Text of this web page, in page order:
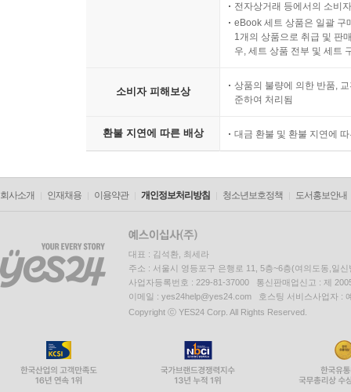
전자상거래 등에서의 소비
eBook 세트 상품은 일괄 구
1개의 상품으로 취급 및 판
우, 세트 상품 전부 및 세트
소비자 피해보상
상품의 불량에 의한 반품,
준하여 처리됨
환불 지연에 따른 배상 대금 환불 및 환불 지연에
회사소개 인재채용 이용약관 개인정보처리방침 청소년보호정책 도서홍보안내
대표 : 김석환, 최세라
주소 : 서울시 영등포구 은행로 11, 5층~6층(여의도동,일신
사업자등록번호 : 229-81-37000 통신판매업신고 : 제
이메일 : yes24help@yes24.com 호스팅 서비스사업자 :
Copyright ⓒ YES24 Corp. All Rights Reserved.